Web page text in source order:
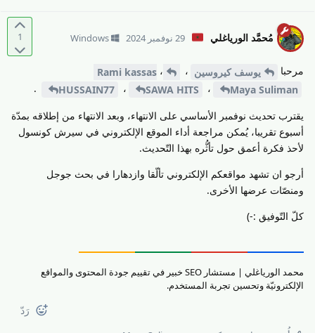
1 مُحمَّد الورياغلي 29 نوفمبر 2024 Windows
مرحبا يوسف كيروسين ، Rami kassas ،
HUSSAIN77
، SAWA HITS ، Maya Suliman
.
يقترب تحديث نوفمبر الأساسي على الانتهاء، وبعد الانتهاء من إطلاقه بمدّة
أسبوع تقريبا، يُمكن مراجعة أداء الموقع الإلكتروني في سيرش كونسول
لأحذ فكرة أعمق حول تأثُّره بهذا التّحديث.
أرجو ان تشهد مواقعكم الإلكتروني تألّقا وازدهارا في بحث جوجل
ومنصّات عرضها الأخرى.
كلّ التّوفيق :-)
محمد الورياغلي | مستشار SEO خبير في تقييم جودة المحتوى والمواقع
الإلكترونيّة وتحسين تجربة المستخدم.
رَدّ